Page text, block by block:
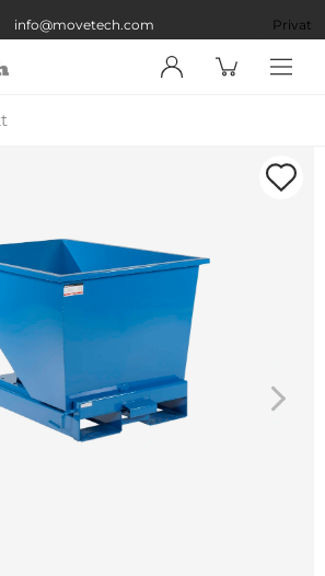
info@movetech.com Privat
Företag
Privatperson